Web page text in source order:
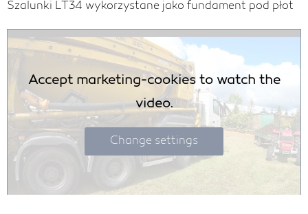
Szalunki LT34 wykorzystane jako fundament pod płot
Accept marketing-cookies to watch the
video.
Change settings